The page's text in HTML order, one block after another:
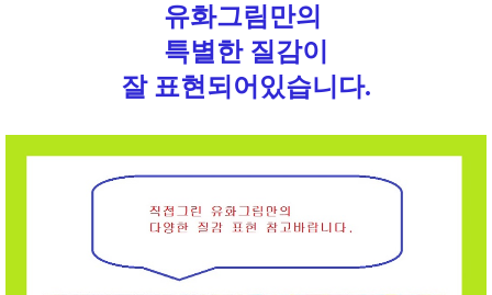
유화그림만의
특별한 질감이
잘 표현되어있습니다.